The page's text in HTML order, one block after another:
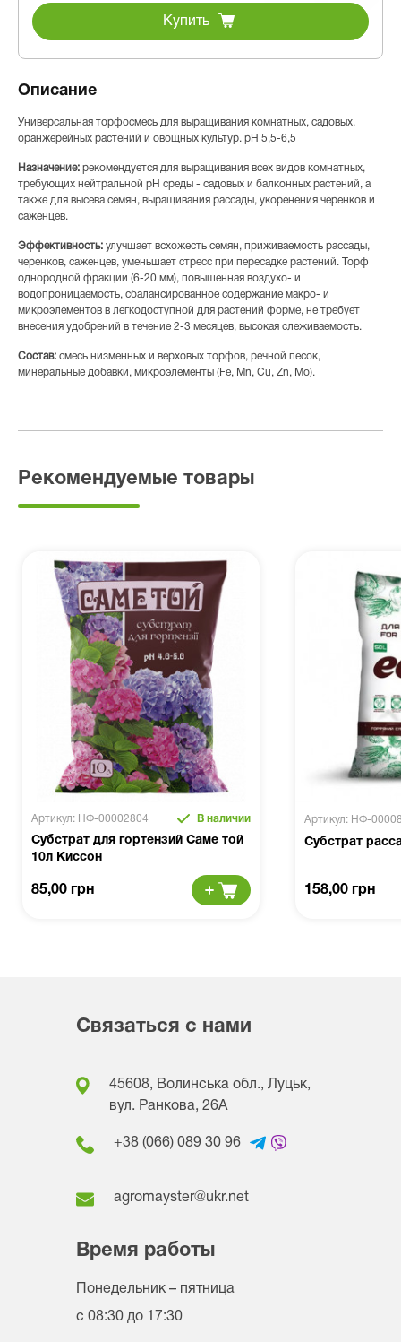
Купить
Описание
Универсальная торфосмесь для выращивания комнатных, садовых,
оранжерейных растений и овощных культур. pH 5,5-6,5
Назначение: рекомендуется для выращивания всех видов комнатных,
требующих нейтральной pH среды - садовых и балконных растений, а
также для высева семян, выращивания рассады, укоренения черенков и
саженцев.
Эффективность: улучшает всхожесть семян, приживаемость рассады,
черенков, саженцев, уменьшает стресс при пересадке растений. Торф
однородной фракции (6-20 мм), повышенная воздухо- и
водопроницаемость, сбалансированное содержание макро- и
микроэлементов в легкодоступной для растений форме, не требует
внесения удобрений в течение 2-3 месяцев, высокая слеживаемость.
Состав: смесь низменных и верховых торфов, речной песок,
минеральные добавки, микроэлементы (Fe, Mn, Cu, Zn, Mo).
Рекомендуемые товары
Артикул: НФ-00002804 В наличии
Субстрат для гортензий Саме той
10л Киссон
85,00 грн
Артикул: НФ-
Субстрат
158,00 грн
Связаться с нами
45608, Волинська обл., Луцьк,
вул. Ранкова, 26A
+38 (066) 089 30 96
agromayster@ukr.net
Время работы
Понедельник – пятница
с 08:30 до 17:30